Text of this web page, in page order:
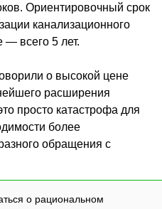
Ориентировочный срок
канализационного
— всего 5 лет.
о высокой цене
расширения
просто катастрофа для
более
обращения с
о рациональном